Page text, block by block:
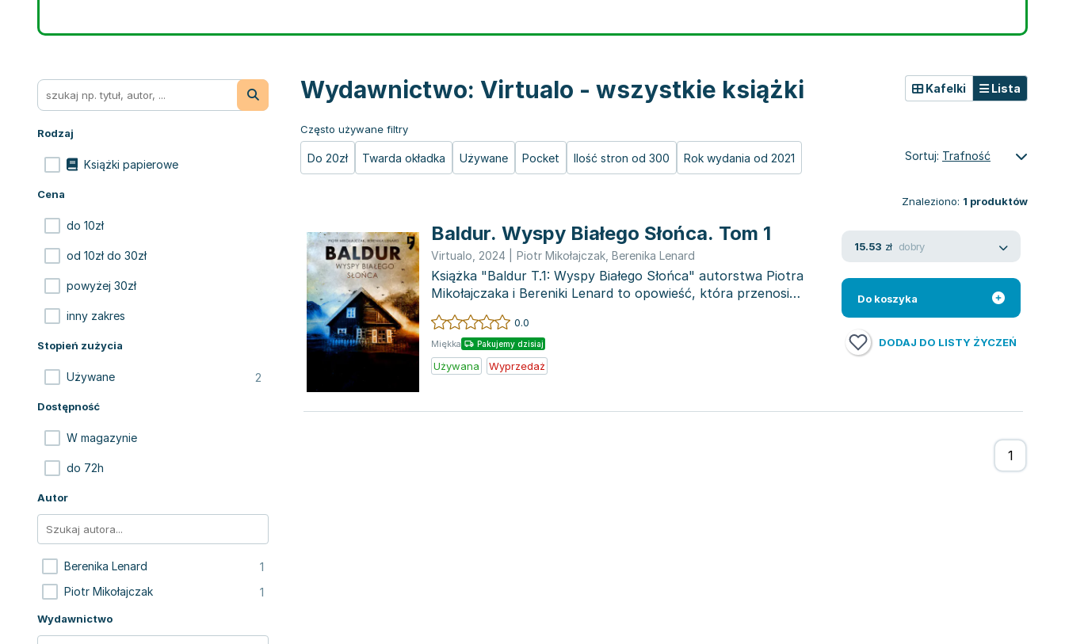
Rodzaj
Książki papierowe
Cena
do 10zł
od 10zł do 30zł
powyżej 30zł
inny zakres
Stopień zużycia
Używane 2
Dostępność
W magazynie
do 72h
Autor
Berenika Lenard 1
Piotr Mikołajczak 1
Wydawnictwo
Wydawnictwo: Virtualo - wszystkie książki
Często używane filtry
Do 20zł Twarda okładka Używane Pocket Ilość stron od 300 Rok wydania od 2021
Kafelki Lista
Sortuj: Trafność
Znaleziono: 1 produktów
Baldur. Wyspy Białego Słońca. Tom 1
Virtualo 2024 Piotr Mikołajczak Berenika Lenard
Książka "Baldur T.1: Wyspy Białego Słońca" autorstwa Piotra
Mikołajczaka i Bereniki Lenard to opowieść, która przenosi
czytelnika...
0.0
Miękka Pakujemy dzisiaj
Używana Wyprzedaż
15.53 zł dobry
Do koszyka
DODAJ DO LISTY ŻYCZEŃ